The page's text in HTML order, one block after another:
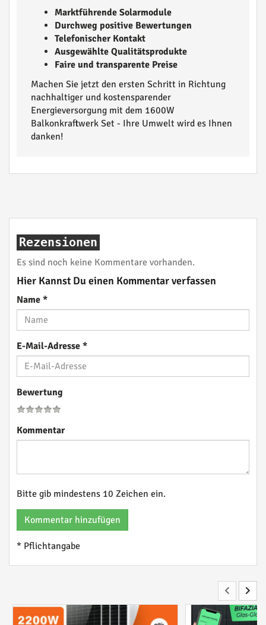
Marktführende Solarmodule
Durchweg positive Bewertungen
Telefonischer Kontakt
Ausgewählte Qualitätsprodukte
Faire und transparente Preise
Machen Sie jetzt den ersten Schritt in Richtung
nachhaltiger und kostensparender
Energieversorgung mit dem 1600W
Balkonkraftwerk Set - Ihre Umwelt wird es Ihnen
danken!
Rezensionen
Es sind noch keine Kommentare vorhanden.
Hier Kannst Du einen Kommentar verfassen
Name *
E-Mail-Adresse *
Bewertung
Kommentar
Bitte gib mindestens 10 Zeichen ein.
Kommentar hinzufügen
* Pflichtangabe